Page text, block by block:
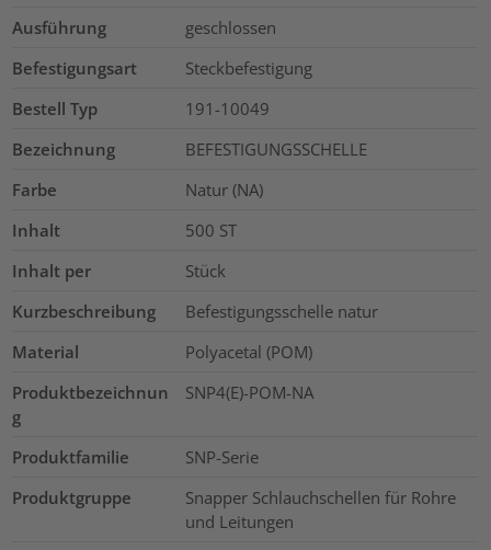
Ausführung
geschlossen
Befestigungsart
Steckbefestigung
Bestell Typ
191-10049
Bezeichnung
BEFESTIGUNGSSCHELLE
Farbe
Natur (NA)
Inhalt
500 ST
Inhalt per
Stück
Kurzbeschreibung
Befestigungsschelle natur
Material
Polyacetal (POM)
Produktbezeichnun
g
SNP4(E)-POM-NA
Produktfamilie
SNP-Serie
Produktgruppe
Snapper Schlauchschellen für Rohre
und Leitungen